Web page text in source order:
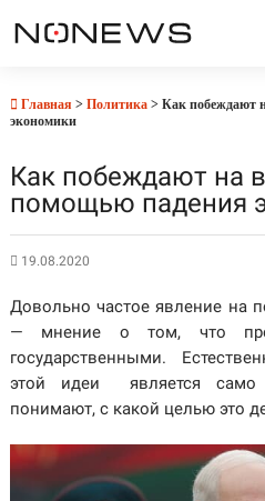
Главная > Политика> Как побеждают
экономики
Как побеждают на
помощью падения
19.08.2020
Довольно частое явление на
— мнение о том, что
государственными.
этой идеи является само
понимают, с какой целью это